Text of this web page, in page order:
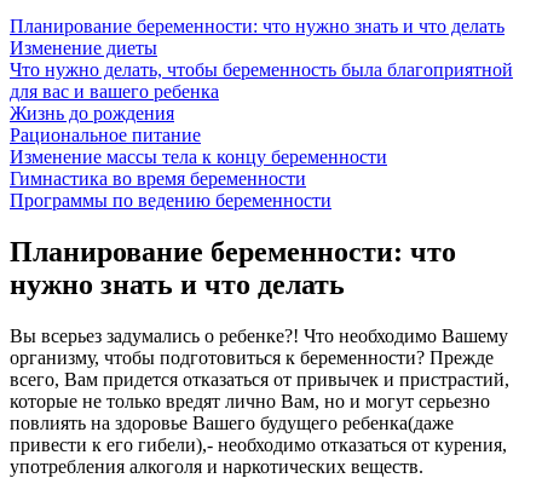
Планирование беременности: что нужно знать и что делать
Изменение диеты
Что нужно делать, чтобы беременность была благоприятной
для вас и вашего ребенка
Жизнь до рождения
Рациональное питание
Изменение массы тела к концу беременности
Гимнастика во время беременности
Программы по ведению беременности
Планирование беременности: что
нужно знать и что делать
Вы всерьез задумались о ребенке?! Что необходимо Вашему
организму, чтобы подготовиться к беременности? Прежде
всего, Вам придется отказаться от привычек и пристрастий,
которые не только вредят лично Вам, но и могут серьезно
повлиять на здоровье Вашего будущего ребенка(даже
привести к его гибели),- необходимо отказаться от курения,
употребления алкоголя и наркотических веществ.